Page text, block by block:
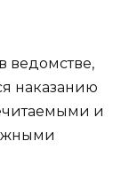
ведомстве,
наказанию
и